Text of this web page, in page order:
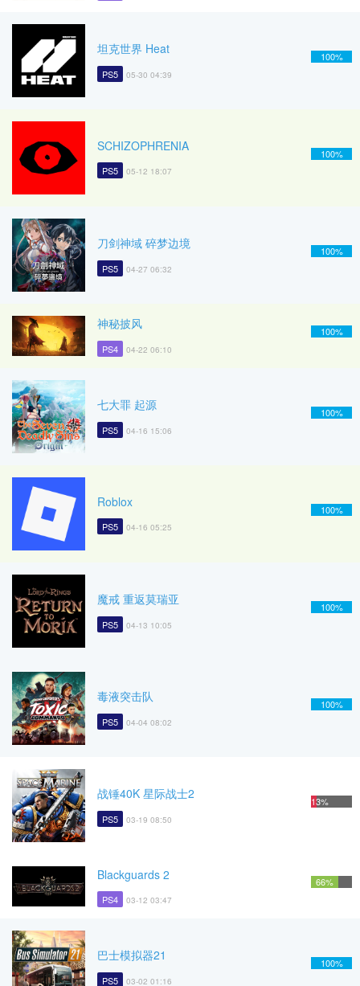
坦克世界 Heat
PS5 05-30 04:39
100%
SCHIZOPHRENIA
PS5 05-12 18:07
100%
刀剑神域 碎梦边境
PS5 04-27 06:32
100%
神秘披风
PS4 04-22 06:10
100%
七大罪 起源
PS5 04-16 15:06
100%
Roblox
PS5 04-16 05:25
100%
魔戒 重返莫瑞亚
PS5 04-13 10:05
100%
毒液突击队
PS5 04-04 08:02
100%
战锤40K 星际战士2
PS5 03-19 08:50
13%
Blackguards 2
PS4 03-12 03:47
66%
巴士模拟器21
PS5 03-02 01:16
100%